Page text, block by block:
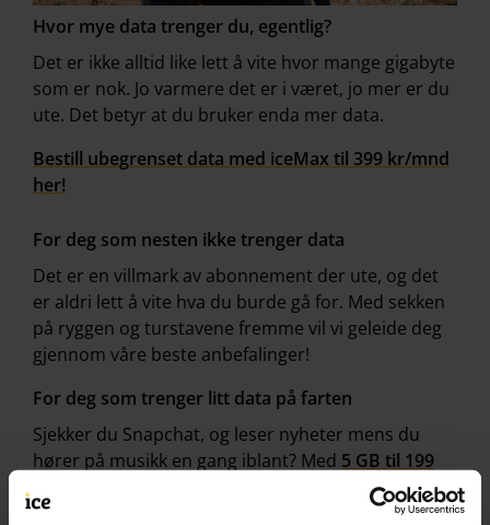
Hvor mye data trenger du, egentlig?
Det er ikke alltid like lett å vite hvor mange gigabyte
som er nok. Jo varmere det er i været, jo mer er du
ute. Det betyr at du bruker enda mer data.
Bestill ubegrenset data med iceMax til 399 kr/mnd
her!
For deg som nesten ikke trenger data
Det er en villmark av abonnement der ute, og det
er aldri lett å vite hva du burde gå for. Med sekken
på ryggen og turstavene fremme vil vi geleide deg
gjennom våre beste anbefalinger!
For deg som trenger litt data på farten
Sjekker du Snapchat, og leser nyheter mens du
hører på musikk en gang iblant? Med 5 GB til 199
har du dekket de viktigste surfebehovene.